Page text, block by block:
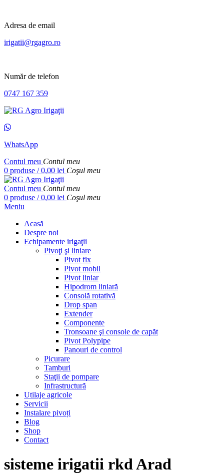
Adresa de email
irigatii@rgagro.ro
Număr de telefon
0747 167 359
WhatsApp
Contul meu Contul meu
0 produse / 0,00 lei Coşul meu
Contul meu Contul meu
0 produse / 0,00 lei Coşul meu
Meniu
Acasă
Despre noi
Echipamente irigaţii
Pivoţi şi liniare
Pivot fix
Pivot mobil
Pivot liniar
Hipodrom liniară
Consolă rotativă
Drop span
Extender
Componente
Tronsoane şi console de capăt
Pivot Polypipe
Panouri de control
Picurare
Tamburi
Staţii de pompare
Infrastructură
Utilaje agricole
Servicii
Instalare pivoți
Blog
Shop
Contact
sisteme irigatii rkd Arad